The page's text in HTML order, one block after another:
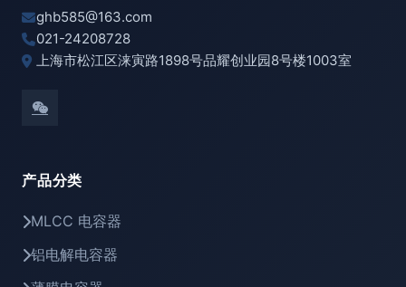
ghb585@163.com
021-24208728
上海市松江区涞寅路1898号品耀创业园8号楼1003室
产品分类
MLCC 电容器
铝电解电容器